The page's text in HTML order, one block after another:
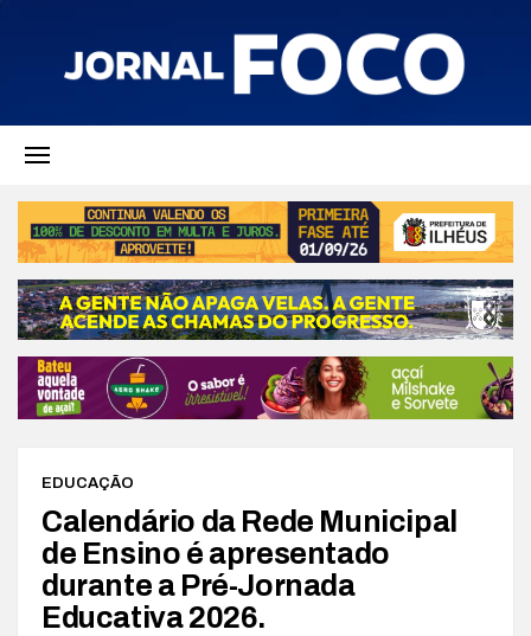
EDUCAÇÃO
Calendário da Rede Municipal
de Ensino é apresentado
durante a Pré-Jornada
Educativa 2026.